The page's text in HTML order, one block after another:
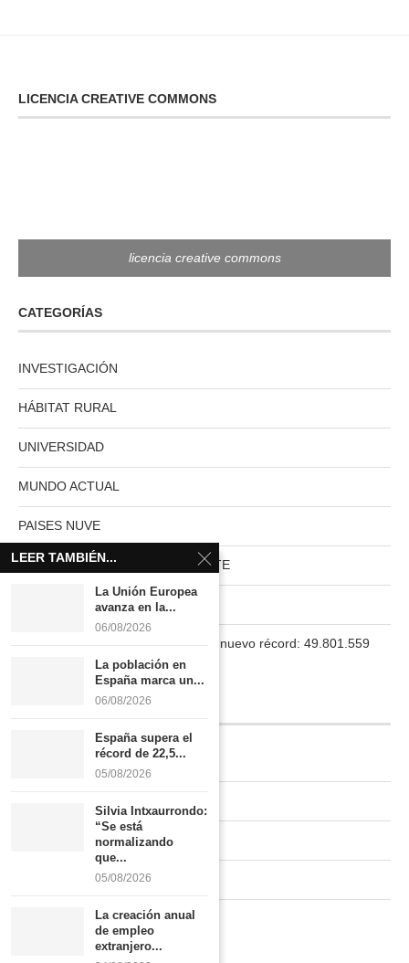
LICENCIA CREATIVE COMMONS
licencia creative commons
CATEGORÍAS
INVESTIGACIÓN
HÁBITAT RURAL
UNIVERSIDAD
MUNDO ACTUAL
PAISES NUVE
HABITAT RURAL AUTOSUFICIENTE
La población en España marca un nuevo récord: 49.801.559
INFORMACIÓN
Quiénes somos
Publicidad tarifas
Política de privacidad
LEER TAMBIÉN...
La Unión Europea
avanza en la...
06/08/2026
La población en
España marca un...
06/08/2026
España supera el
récord de 22,5...
05/08/2026
Silvia Intxaurrondo:
“Se está
normalizando
que...
05/08/2026
La creación anual
de empleo
extranjero...